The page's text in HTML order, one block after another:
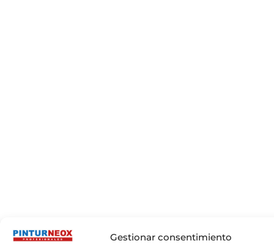
Gestionar consentimiento